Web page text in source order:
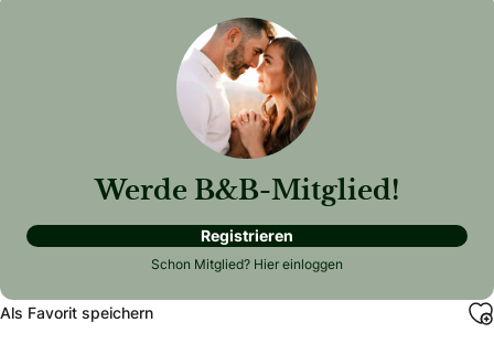
Werde B&B-Mitglied!
Registrieren
Schon Mitglied? Hier einloggen
Als Favorit speichern